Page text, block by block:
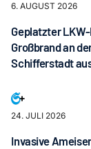
6. AUGUST 2026
Geplatzter
Großbrand an
Schifferstadt
24. JULI 2026
Invasive